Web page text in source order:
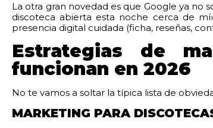
La otra gran novedad es que Google ya no
discoteca abierta esta noche cerca de
presencia digital cuidada (ficha, reseñas,
Estrategias de
funcionan en 2026
No te vamos a soltar la típica lista de
MARKETING PARA